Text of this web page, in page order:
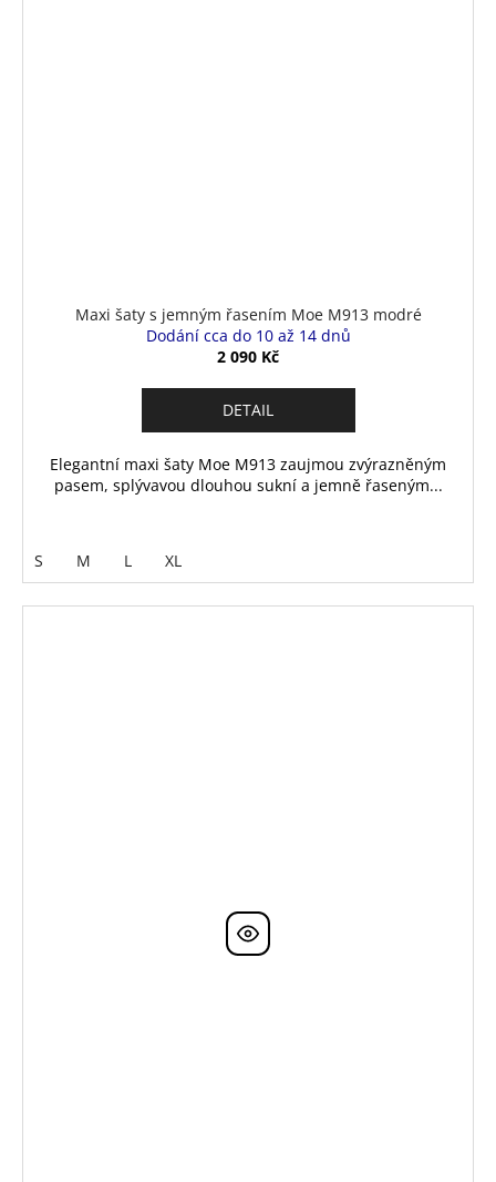
Maxi šaty s jemným řasením Moe M913 modré
Dodání cca do 10 až 14 dnů
2 090 Kč
DETAIL
Elegantní maxi šaty Moe M913 zaujmou zvýrazněným
pasem, splývavou dlouhou sukní a jemně řaseným...
S M L XL